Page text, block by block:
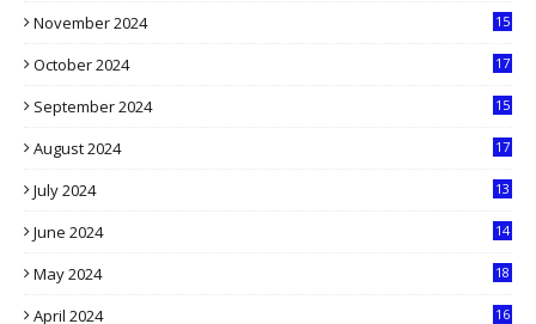
November 2024
15
October 2024
17
September 2024
15
August 2024
17
July 2024
13
June 2024
14
May 2024
18
April 2024
16